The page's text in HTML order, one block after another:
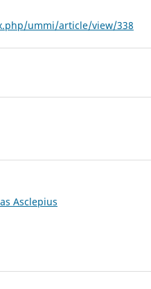
ummi/article/view/338
Asclepius